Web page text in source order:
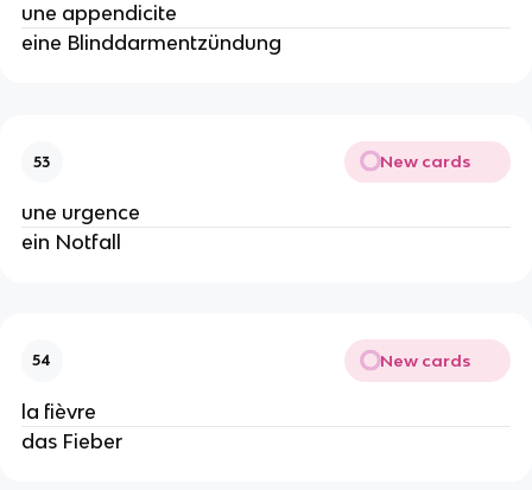
une appendicite
eine Blinddarmentzündung
53 New cards
une urgence
ein Notfall
54 New cards
la fièvre
das Fieber